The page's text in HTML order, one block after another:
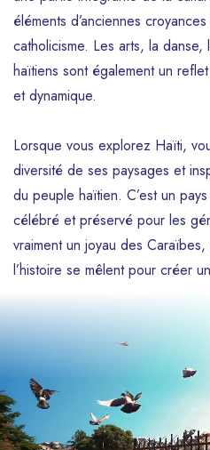
éléments d’anciennes
catholicisme. Les arts, la danse,
haïtiens sont également un
et dynamique.
Lorsque vous explorez Haïti,
diversité de ses paysages et
du peuple haïtien. C’est un
célébré et préservé pour les
vraiment un joyau des
l’histoire se mêlent pour créer